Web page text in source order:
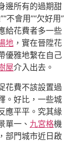
邊所有的過期甜
不會用”“欠好用”
給花費者多一些
地 ，實在晉陞花
優雅地繫在自己
屋介入出去。
花費不該設置過
。好比，一些城
應平平。究其緣
單一、 九宮格機
部門城市近日啟